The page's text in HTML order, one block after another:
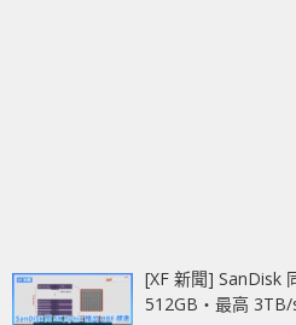
[XF 新聞] SanDisk
512GB‧最高